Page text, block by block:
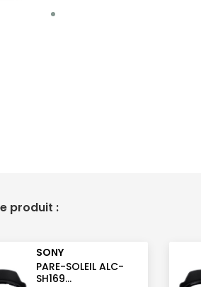
produit :
SONY
PARE-SOLEIL ALC-
SH169...